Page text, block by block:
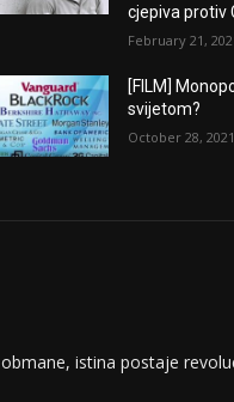
cjepiva protiv
February 21,
[FILM]
svijetom?
October 28, 2021
istina postaje